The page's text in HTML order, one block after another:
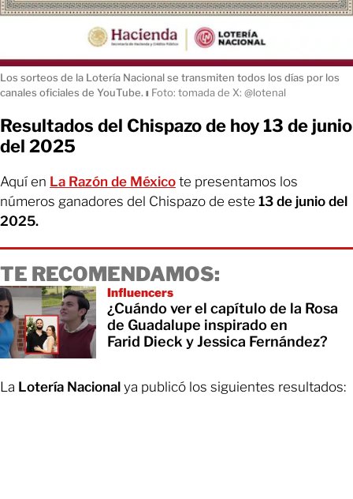
Los sorteos de la Lotería Nacional se transmiten todos los días por los
canales oficiales de YouTube. ı Foto: tomada de X: @lotenal
Resultados del Chispazo de hoy 13 de junio
del 2025
Aquí en La Razón de México te presentamos los
números ganadores del Chispazo de este 13 de junio del
2025.
TE RECOMENDAMOS:
Influencers
¿Cuándo ver el capítulo de la Rosa
de Guadalupe inspirado en
Farid Dieck y Jessica Fernández?
La Lotería Nacional ya publicó los siguientes resultados: